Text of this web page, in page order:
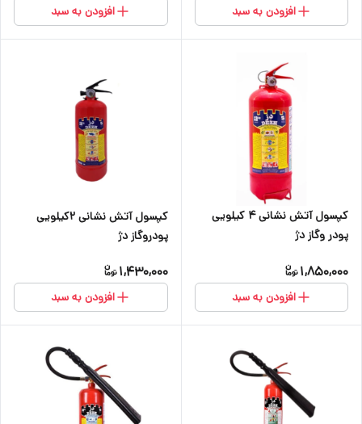
افزودن به سبد افزودن به سبد
کپسول آتش نشانی ۴ کیلویی
پودر وگاز دژ
1,850,000
افزودن به سبد
کپسول آتش نشانی ۲کیلویی
پودروگاز دژ
1,430,000
افزودن به سبد